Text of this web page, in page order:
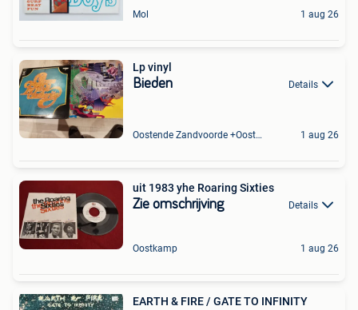
Mol 1 aug 26
Lp vinyl
Bieden Details
Oostende Zandvoorde +Oostende 1 aug 26
uit 1983 yhe Roaring Sixties
Zie omschrijving Details
Oostkamp 1 aug 26
EARTH & FIRE / GATE TO INFINITY